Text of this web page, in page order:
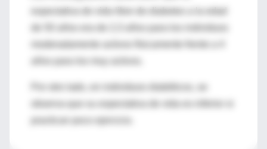
expectativa de vida libre de diabetes a la edad